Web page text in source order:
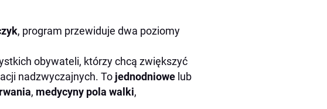
, program przewiduje dwa poziomy
obywateli, którzy chcą zwiększyć
nadzwyczajnych. To jednodniowe lub
, medycyny pola walki,